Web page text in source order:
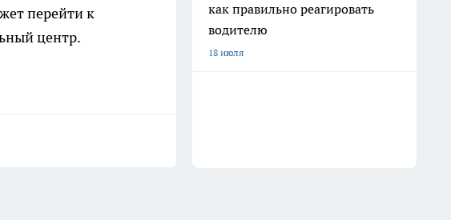
перейти к
центр.
как правильно реагировать
водителю
18 июля